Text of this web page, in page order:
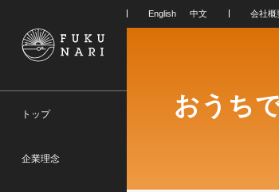
トップ
企業理念
会社概
おうち